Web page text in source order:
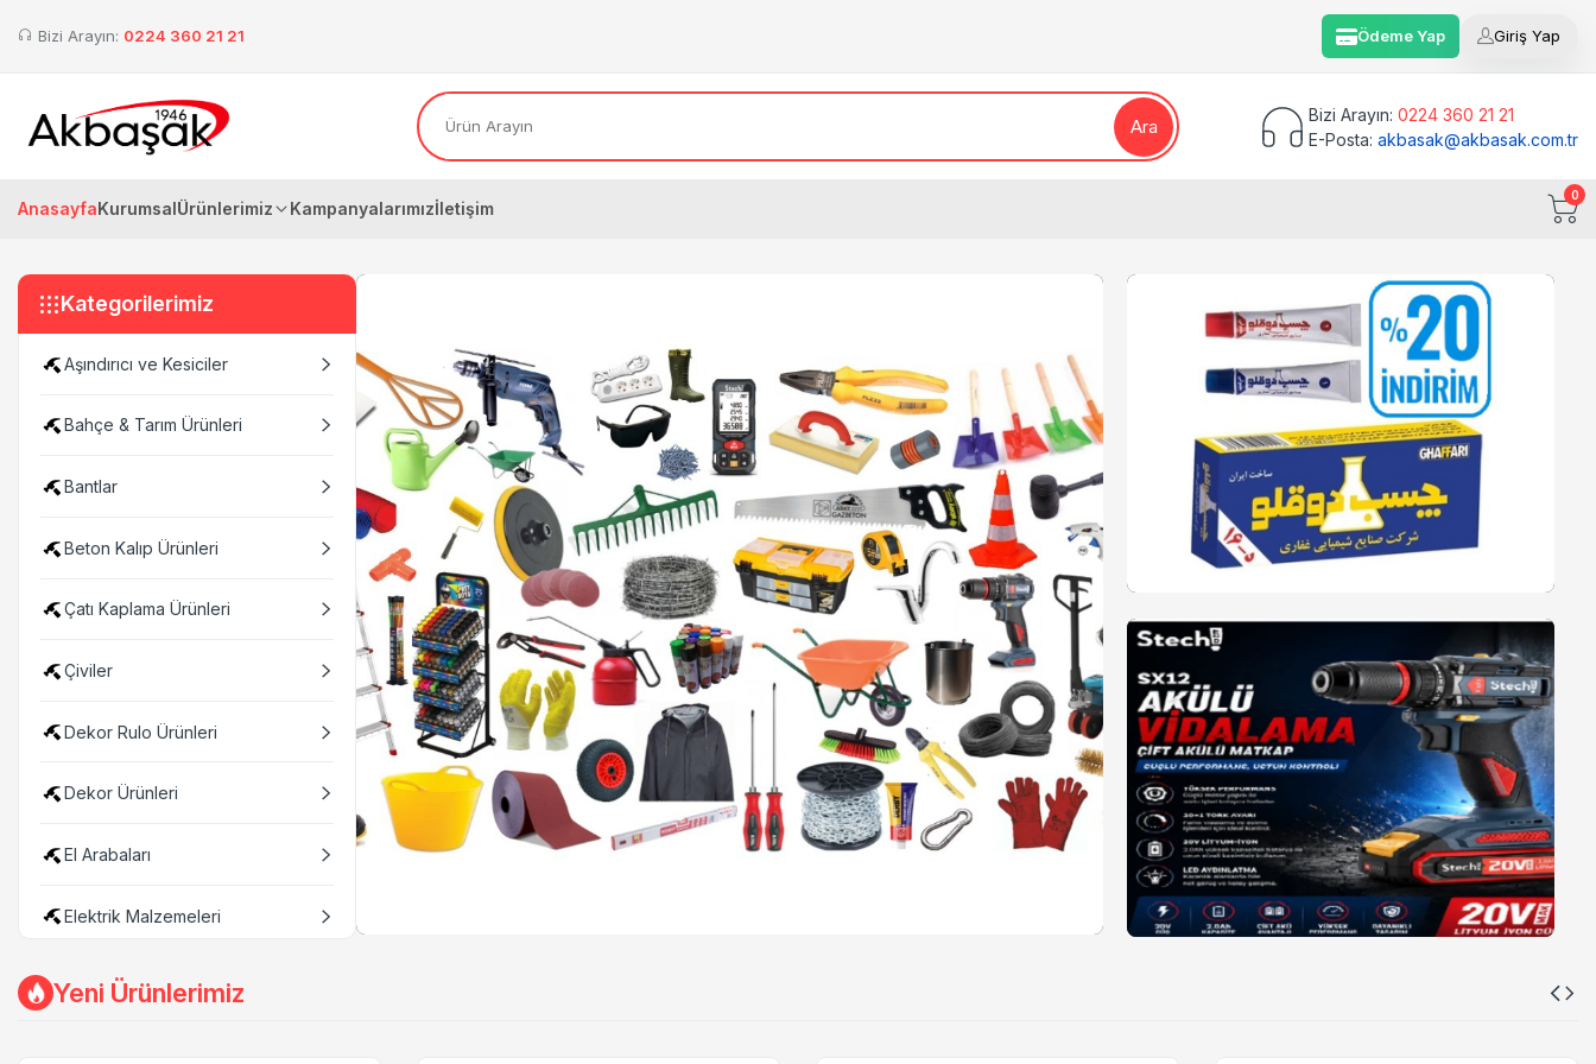
Bizi Arayın: 0224 360 21 21 Ödeme Yap Giriş Yap
Ara
Bizi Arayın: 0224 360 21 21
E-Posta: akbasak@akbasak.com.tr
AnasayfaKurumsalÜrünlerimiz Kampanyalarımızİletişim
0
Kategorilerimiz
Aşındırıcı ve Kesiciler
Bahçe & Tarım Ürünleri
Bantlar
Beton Kalıp Ürünleri
Çatı Kaplama Ürünleri
Çiviler
Dekor Rulo Ürünleri
Dekor Ürünleri
El Arabaları
Elektrik Malzemeleri
Elektrikli Aletler
Yeni Ürünlerimiz